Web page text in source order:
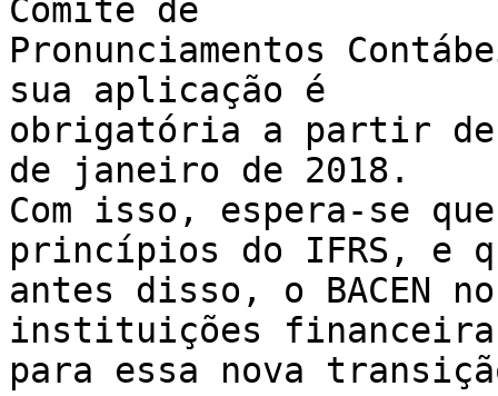
Comitê de
Pronunciamentos
sua aplicação é
obrigatória a partir de
de janeiro de 2018.
Com isso, espera-se
princípios do IFRS, e
antes disso, o BACEN
instituições
para essa nova